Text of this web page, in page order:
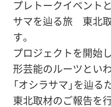
プレトークイベント
サマを辿る旅 東北取
す。
プロジェクトを開始
形芸能のルーツとい
「オシラサマ」を辿
東北取材のご報告を行